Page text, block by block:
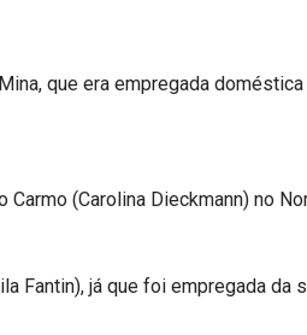
que era empregada
Carmo (Carolina Dieckmann) no
Fantin), já que foi empregada da